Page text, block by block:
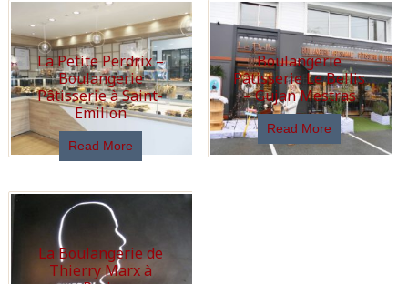
La Petite Perdrix –
Boulangerie
Pâtisserie à Saint-
Emilion
Read More
Boulangerie
Pâtisserie Le Bellis
– Gujan Mestras
Read More
La Boulangerie de
Thierry Marx à